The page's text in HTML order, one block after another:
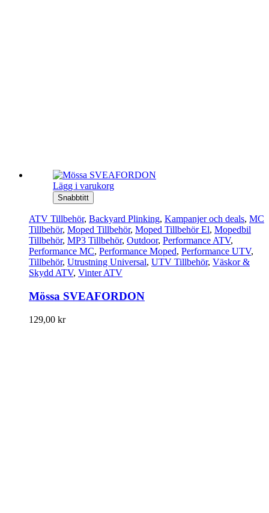
Lägg i varukorg
Snabbtitt
ATV Tillbehör, Backyard Plinking, Kampanjer och deals, MC
Tillbehör, Moped Tillbehör, Moped Tillbehör El, Mopedbil
Tillbehör, MP3 Tillbehör, Outdoor, Performance ATV,
Performance MC, Performance Moped, Performance UTV,
Tillbehör, Utrustning Universal, UTV Tillbehör, Väskor &
Skydd ATV, Vinter ATV
Mössa SVEAFORDON
129,00 kr